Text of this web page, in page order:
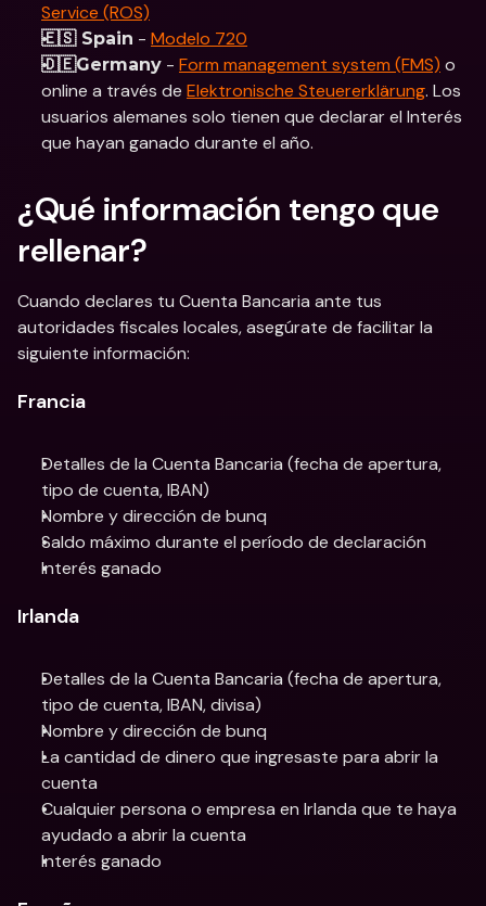
Service (ROS)
🇪🇸 Spain - Modelo 720
🇩🇪Germany - Form management system (FMS) o
online a través de Elektronische Steuererklärung. Los
usuarios alemanes solo tienen que declarar el Interés
que hayan ganado durante el año.
¿Qué información tengo que
rellenar?
Cuando declares tu Cuenta Bancaria ante tus
autoridades fiscales locales, asegúrate de facilitar la
siguiente información:
Francia
Detalles de la Cuenta Bancaria (fecha de apertura,
tipo de cuenta, IBAN)
Nombre y dirección de bunq
Saldo máximo durante el período de declaración
Interés ganado
Irlanda
Detalles de la Cuenta Bancaria (fecha de apertura,
tipo de cuenta, IBAN, divisa)
Nombre y dirección de bunq
La cantidad de dinero que ingresaste para abrir la
cuenta
Cualquier persona o empresa en Irlanda que te haya
ayudado a abrir la cuenta
Interés ganado